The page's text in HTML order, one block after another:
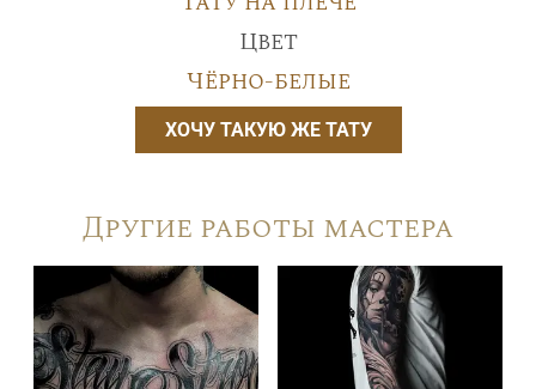
Цвет
Чёрно-белые
ХОЧУ ТАКУЮ ЖЕ ТАТУ
Другие работы мастера